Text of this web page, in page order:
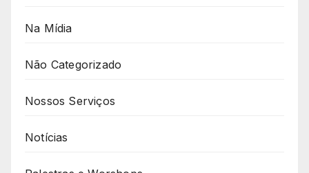
Na Mídia
Não Categorizado
Nossos Serviços
Notícias